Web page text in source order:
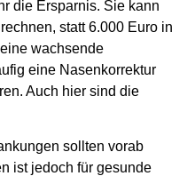
die Ersparnis. Sie kann
statt 6.000 Euro in
wachsende
eine Nasenkorrektur
Auch hier sind die
sollten vorab
ist jedoch für gesunde